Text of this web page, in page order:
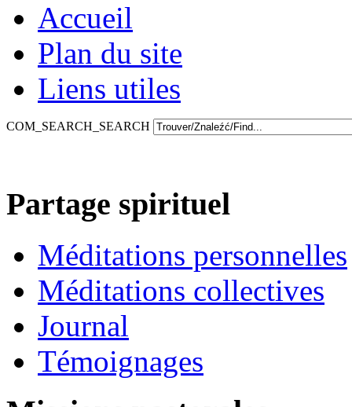
Accueil
Plan du site
Liens utiles
COM_SEARCH_SEARCH
Partage spirituel
Méditations personnelles
Méditations collectives
Journal
Témoignages